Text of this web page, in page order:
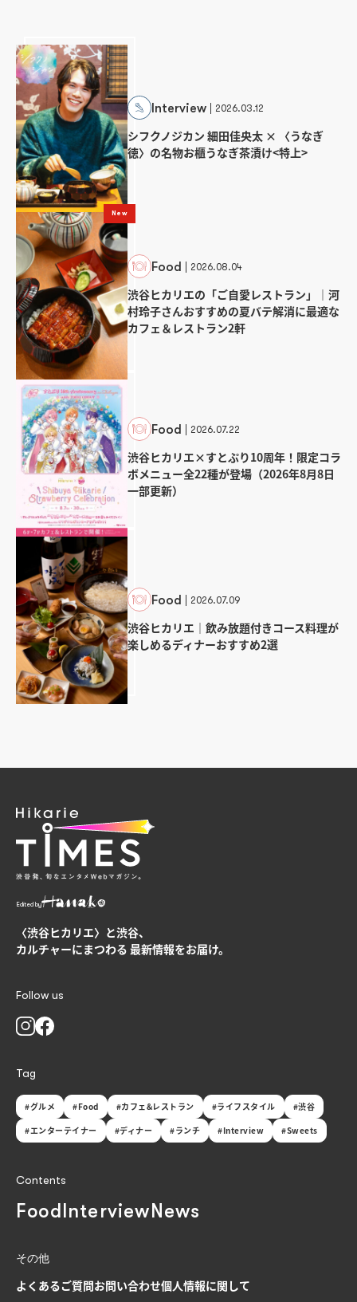
Interview 2026.03.12
シフクノジカン 細田佳央太 × 〈うなぎ
徳〉の名物お櫃うなぎ茶漬け<特上>
New
Food 2026.08.04
渋谷ヒカリエの「ご自愛レストラン」｜河
村玲子さんおすすめの夏バテ解消に最適な
カフェ＆レストラン2軒
Food 2026.07.22
渋谷ヒカリエ×すとぷり10周年！限定コラ
ボメニュー全22種が登場（2026年8月8日
一部更新）
Food 2026.07.09
渋谷ヒカリエ｜飲み放題付きコース料理が
楽しめるディナーおすすめ2選
Edited by
〈渋谷ヒカリエ〉と渋谷、
カルチャーにまつわる 最新情報をお届け。
Follow us
Tag
#グルメ #Food #カフェ&レストラン #ライフスタイル
#渋谷
#エンターテイナー
#ディナー #ランチ #Interview #Sweets
Contents
Food Interview News
その他
よくあるご質問お問い合わせ個人情報に関して